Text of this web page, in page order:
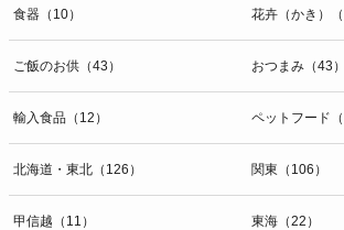
食器（10） 花卉（かき）（
ご飯のお供（43） おつまみ（43）
輸入食品（12） ペットフード（
北海道・東北（126） 関東（106）
甲信越（11） 東海（22）